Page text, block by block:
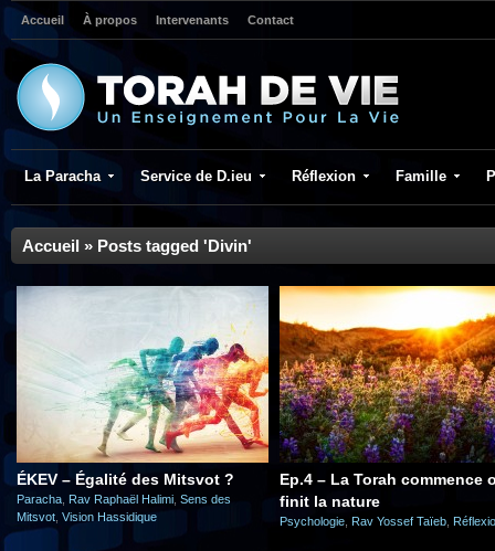
Accueil À propos Intervenants Contact
La Paracha Service de D.ieu Réflexion Famille
Accueil » Posts tagged 'Divin'
ÉKEV – Égalité des Mitsvot ?
Paracha Rav Raphaël Halimi Sens des
Mitsvot Vision Hassidique
Ep.4 – La Torah commence
finit la nature
Psychologie Rav Yossef Taïeb